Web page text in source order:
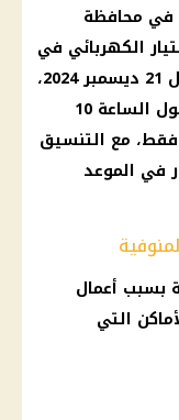
في محافظة
الكهربائي في
ديسمبر 2024
،
بحلول الساعة 10
التنسيق
في الموعد
بسبب أعمال
التي